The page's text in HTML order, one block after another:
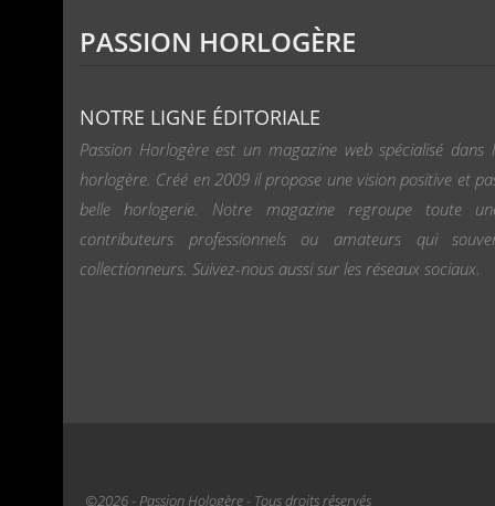
PASSION HORLOGÈRE
NOTRE LIGNE ÉDITORIALE
Passion Horlogère est un magazine web spécialisé dans
horlogère. Créé en 2009 il propose une vision positive et
belle horlogerie. Notre magazine regroupe toute
contributeurs professionnels ou amateurs qui
collectionneurs. Suivez-nous aussi sur les réseaux sociaux.
©2026 - Passion Hologère - Tous droits réservés